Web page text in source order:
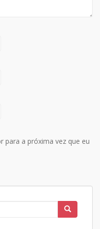
para a próxima vez que eu